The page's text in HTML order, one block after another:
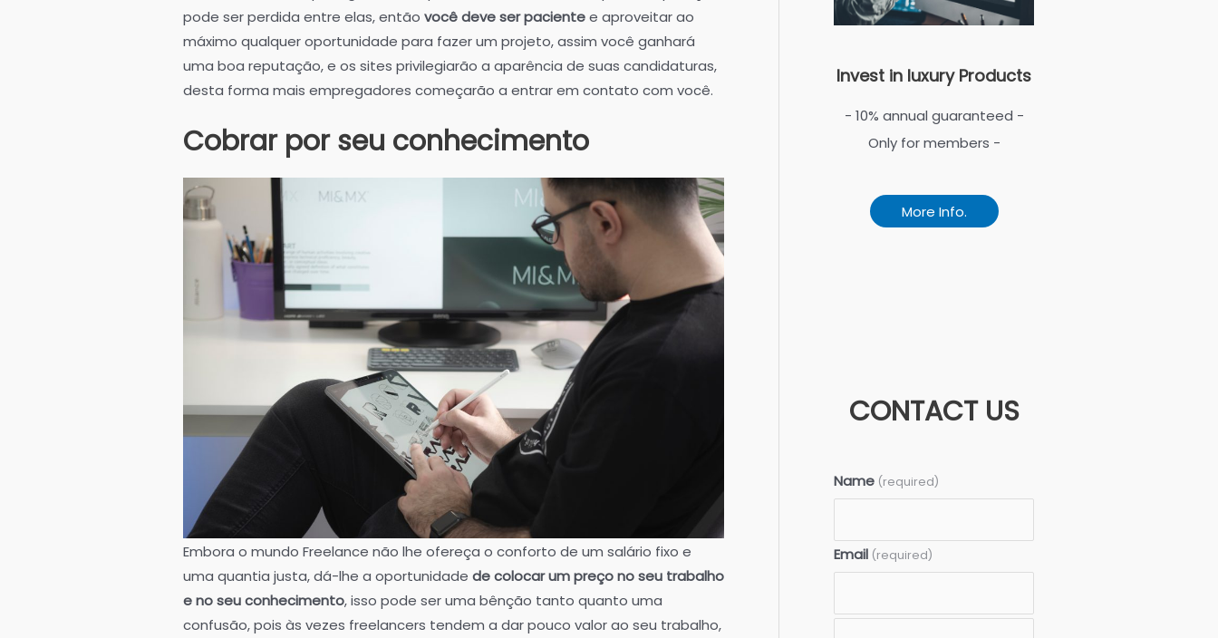
pode ser perdida entre elas, então você deve ser pacientee aproveitar ao
máximo qualquer oportunidade para fazer um projeto, assim você ganhará
uma boa reputação, e os sites privilegiarão a aparência de suas candidaturas,
desta forma mais empregadores começarão a entrar em contato com você.
Cobrar por seu conhecimento
Embora o mundo Freelance não lhe ofereça o conforto de um salário fixo e
uma quantia justa, dá-lhe a oportunidade de colocar um preço no seu trabalho
e no seu conhecimento, isso pode ser uma bênção tanto quanto uma
confusão, pois às vezes freelancers tendem a dar pouco valor ao seu trabalho,
Invest in luxury Products
- 10% annual guaranteed -
Only for members -
More Info.
CONTACT US
Name (required)
Email (required)